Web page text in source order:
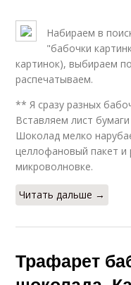
Набираем в
"бабочки
картинок), выбираем
распечатываем.
** Я сразу разных
Вставляем лист
Шоколад мелко
целлофановый пакет и
микроволновке.
Читать дальше →
Трафарет